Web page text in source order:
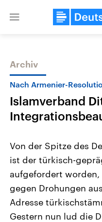
Close
Themen
Landtagswahl Sachsen-
2026
Alle Informationen
Sachsen-Anhalt wählt am 6.
September 2026 einen
Landtag. Seit 2021 wird das
Bundesland von einer
Archiv
Nach Armenier-
Islamverband
Von der Spitze des
ist der türkisch-
aufgefordert worden,
gegen Drohungen
Adresse
Gestern nun lud die